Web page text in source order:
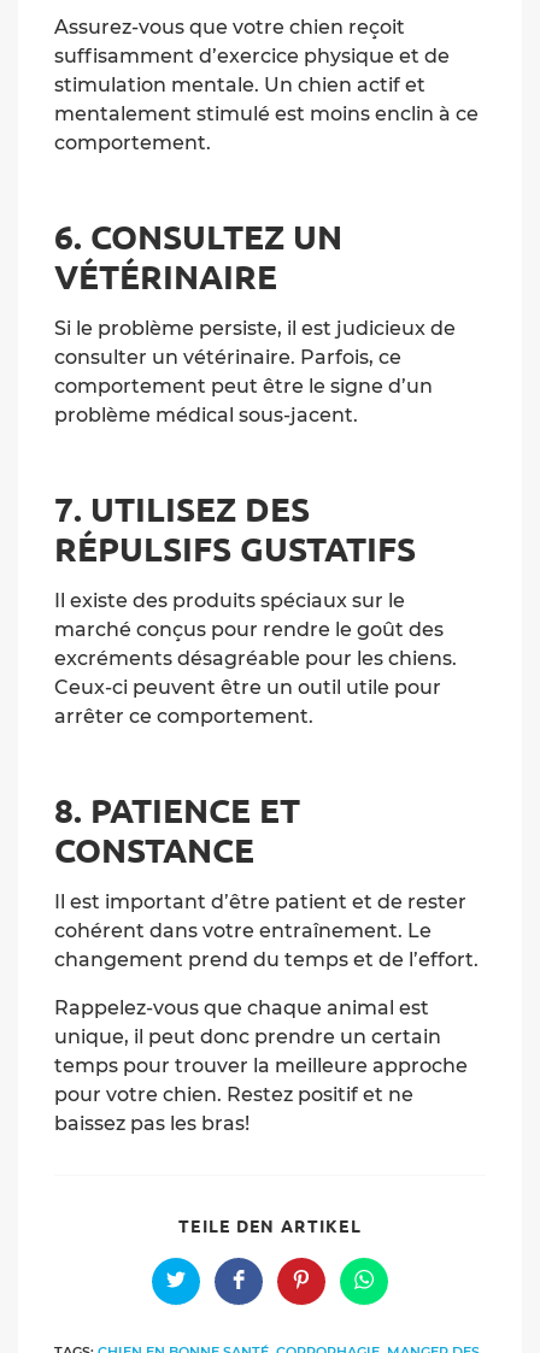
Assurez-vous que votre chien reçoit
suffisamment d’exercice physique et de
stimulation mentale. Un chien actif et
mentalement stimulé est moins enclin à ce
comportement.
6. CONSULTEZ UN
VÉTÉRINAIRE
Si le problème persiste, il est judicieux de
consulter un vétérinaire. Parfois, ce
comportement peut être le signe d’un
problème médical sous-jacent.
7. UTILISEZ DES
RÉPULSIFS GUSTATIFS
Il existe des produits spéciaux sur le
marché conçus pour rendre le goût des
excréments désagréable pour les chiens.
Ceux-ci peuvent être un outil utile pour
arrêter ce comportement.
8. PATIENCE ET
CONSTANCE
Il est important d’être patient et de rester
cohérent dans votre entraînement. Le
changement prend du temps et de l’effort.
Rappelez-vous que chaque animal est
unique, il peut donc prendre un certain
temps pour trouver la meilleure approche
pour votre chien. Restez positif et ne
baissez pas les bras!
TEILE DEN ARTIKEL
CONTENT
Opens
in
Opens
in
Opens
in
Opens
in